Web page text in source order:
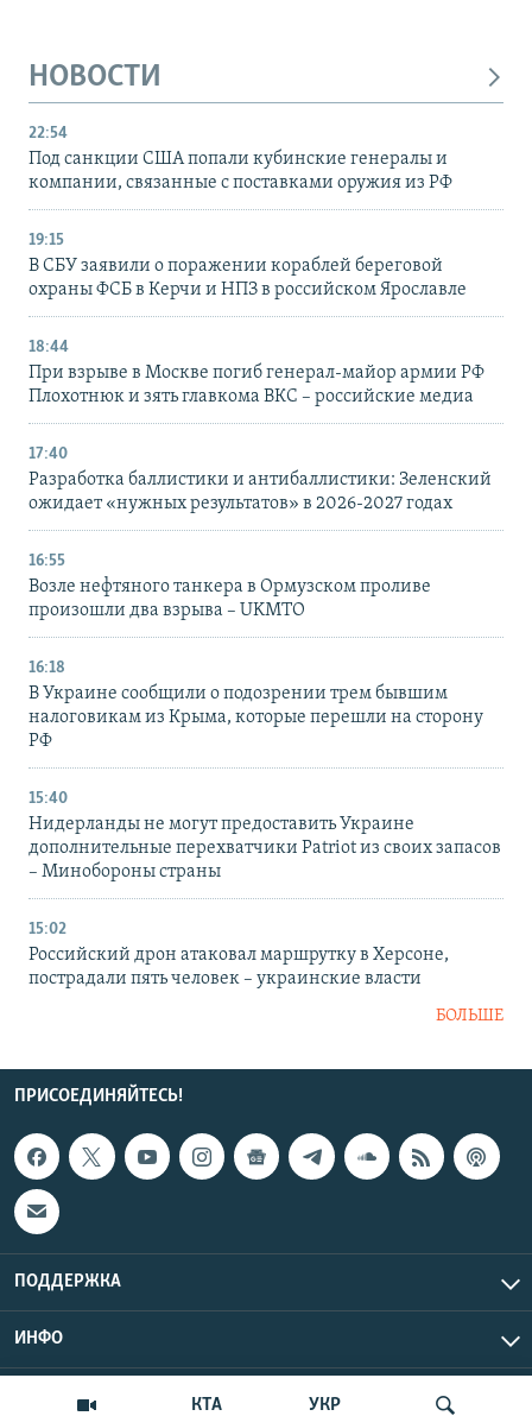
КТА УКР
НОВОСТИ
22:54
Под санкции США попали кубинские генералы и
компании, связанные с поставками оружия из РФ
19:15
В СБУ заявили о поражении кораблей береговой
охраны ФСБ в Керчи и НПЗ в российском Ярославле
18:44
При взрыве в Москве погиб генерал-майор армии РФ
Плохотнюк и зять главкома ВКС – российские медиа
17:40
Разработка баллистики и антибаллистики: Зеленский
ожидает «нужных результатов» в 2026-2027 годах
16:55
Возле нефтяного танкера в Ормузском проливе
произошли два взрыва – UKMTO
16:18
В Украине сообщили о подозрении трем бывшим
налоговикам из Крыма, которые перешли на сторону
РФ
15:40
Нидерланды не могут предоставить Украине
дополнительные перехватчики Patriot из своих запасов
– Минобороны страны
15:02
Российский дрон атаковал маршрутку в Херсоне,
пострадали пять человек – украинские власти
БОЛЬШЕ
ПРИСОЕДИНЯЙТЕСЬ!
ПОДДЕРЖКА
ИНФО
Copyright Крым.Реалии, 2026 | Все права защищены.
UTC+3